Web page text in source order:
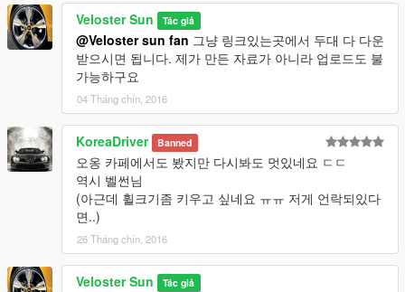
Veloster Sun Tác giả
@Veloster sun fan 그냥 링크있는곳에서 두대 다 다운
받으시면 됩니다. 제가 만든 자료가 아니라 업로드도 불
가능하구요
04 Tháng chín, 2016
KoreaDriver Banned
오옹 카페에서도 봤지만 다시봐도 멋있네요 ㄷㄷ
역시 벨썬님
(아근데 휠크기좀 키우고 싶네요 ㅠㅠ 저게 언락되있다
면..)
26 Tháng chín, 2016
Veloster Sun Tác giả